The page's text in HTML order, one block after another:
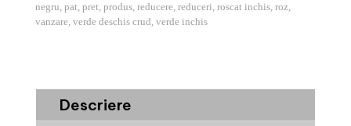
negru pat pret produs, reducere reduceri roscat inchis, roz,
vanzare verde deschis crud verde inchis
Descriere